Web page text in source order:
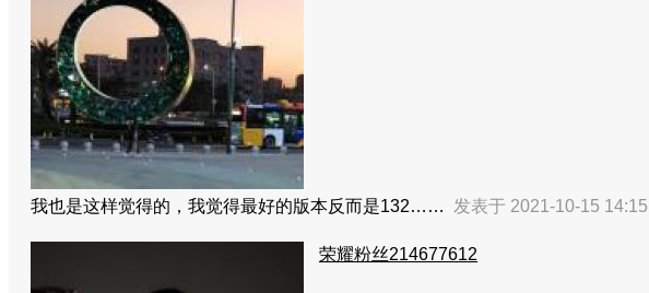
我也是这样觉得的，我觉得最好的版本反而是132…… 发表于 2021-10-15 14:15
荣耀粉丝214677612